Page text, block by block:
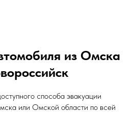
из Омска
способа эвакуации
или Омской области по всей